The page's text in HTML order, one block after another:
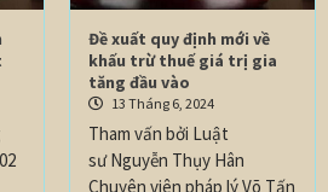
Đề xuất quy định mới về
khấu trừ thuế giá trị gia
tăng đầu vào
13 Tháng 6, 2024
Tham vấn bởi Luật
sư Nguyễn Thụy Hân
Chuyên viên pháp lý Võ Tấn